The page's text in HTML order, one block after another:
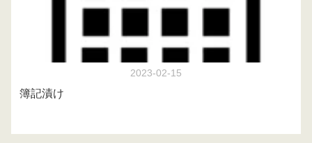
2023-02-15
簿記漬け